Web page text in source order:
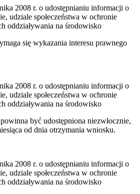
2008 r. o udostępnianiu informacji o
udziale społeczeństwa w ochronie
oddziaływania na środowisko
się wykazania interesu prawnego
2008 r. o udostępnianiu informacji o
udziale społeczeństwa w ochronie
oddziaływania na środowisko
być udostępniona niezwłocznie,
od dnia otrzymania wniosku.
2008 r. o udostępnianiu informacji o
udziale społeczeństwa w ochronie
oddziaływania na środowisko